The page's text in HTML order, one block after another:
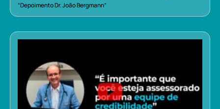
“Depoimento Dr. João Bergmann”